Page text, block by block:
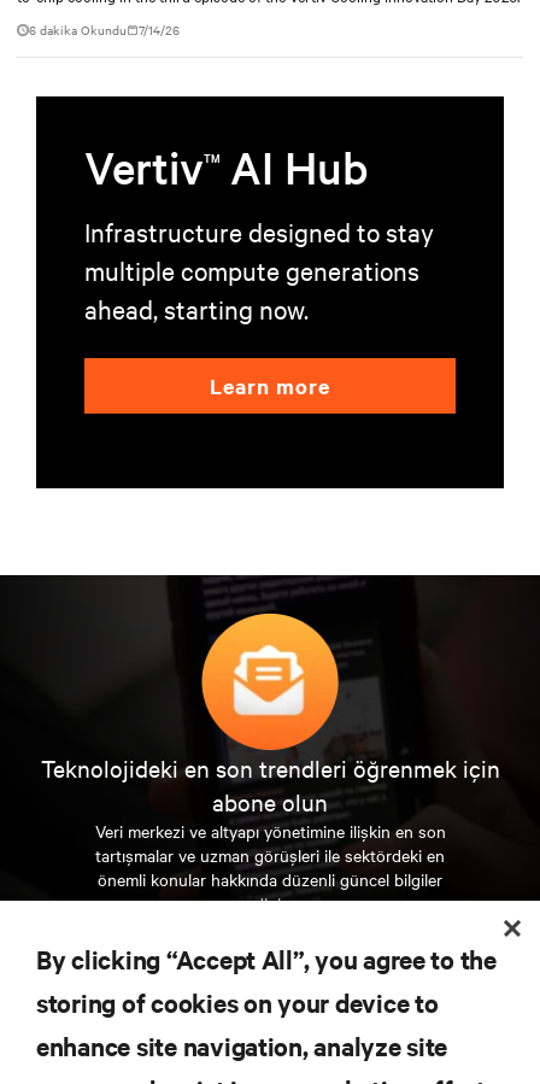
6 dakika Okundu 7/14/26
VertivTM AI Hub
Infrastructure designed to stay
multiple compute generations
ahead, starting now.
Learn more
Teknolojideki en son trendleri öğrenmek için
abone olun
Veri merkezi ve altyapı yönetimine ilişkin en son
tartışmalar ve uzman görüşleri ile sektördeki en
önemli konular hakkında düzenli güncel bilgiler
edinin.
ŞİMDİ KAYDOLUN
KAYNAKLAR
By clicking “Accept All”, you agree to the
storing of cookies on your device to
enhance site navigation, analyze site